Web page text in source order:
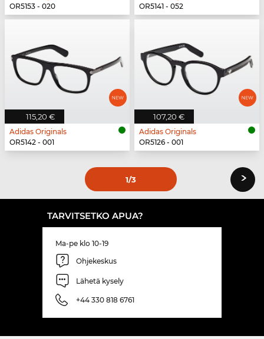
OR5153 - 020
OR5141 - 052
115,20 €
Adidas Originals
OR5142 - 001
107,20 €
Adidas Originals
OR5126 - 001
1/3 ›
TARVITSETKO APUA?
Ma-pe klo 10-19
Ohjekeskus
Lähetä kysely
+44 330 818 6761